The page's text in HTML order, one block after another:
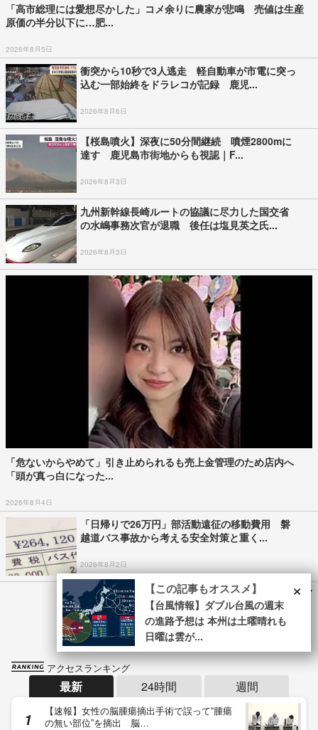
「高市総理には愛想尽かした」コメ余りに農家が悲鳴 売値は生産
原価の半分以下に…肥...
2026年8月5日
衝突から10秒で3人逃走 軽自動車が市電に突っ
込む一部始終をドラレコが記録 鹿児...
2026年8月6日
【桜島噴火】深夜に50分間継続 噴煙2800mに
達す 鹿児島市街地からも視認｜F...
2026年8月3日
九州新幹線長崎ルートの協議に尽力した国交省
の水嶋事務次官が退職 後任は塩見英之氏...
2026年8月3日
「危ないからやめて」引き止められるも売上金管理のため店内へ
「頭が真っ白になった...
2026年8月4日
「日帰りで26万円」部活動遠征の移動費用 磐
越道バス事故から考える安全対策と重く...
2026年8月2日
Recommended by
アクセスランキング
最新 24時間 週間
【速報】女性の脳腫瘍摘出手術で誤って“腫瘍
の無い部位”を摘出 脳…
×
【この記事もオススメ】
【台風情報】ダブル台風の週末
の進路予想は 本州は土曜晴れも
日曜は雲が...